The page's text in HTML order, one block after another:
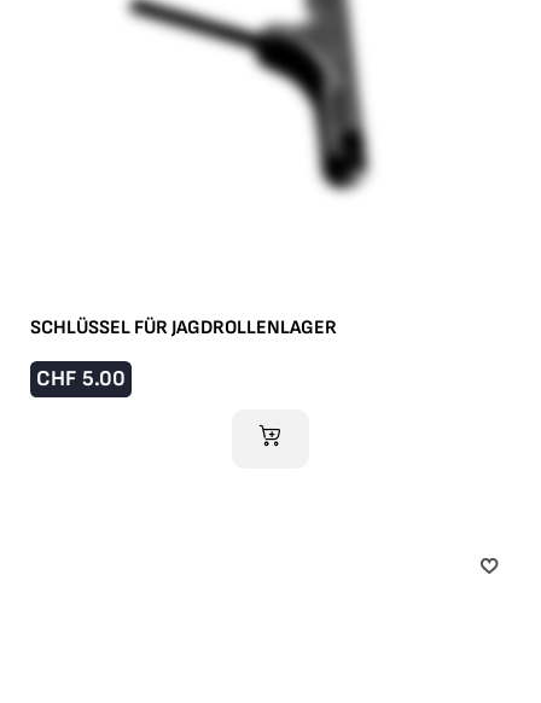
SCHLÜSSEL FÜR JAGDROLLENLAGER
CHF 5.00
IM WARENKORB